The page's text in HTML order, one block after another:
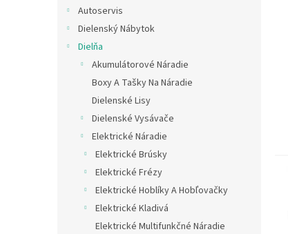
Autoservis
Dielenský Nábytok
Dielňa
Akumulátorové Náradie
Boxy A Tašky Na Náradie
Dielenské Lisy
Dielenské Vysávače
Elektrické Náradie
Elektrické Brúsky
Elektrické Frézy
Elektrické Hoblíky A Hobľovačky
Elektrické Kladivá
Elektrické Multifunkčné Náradie